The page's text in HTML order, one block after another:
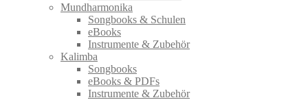
Mundharmonika
Songbooks & Schulen
eBooks
Instrumente & Zubehör
Kalimba
Songbooks
eBooks & PDFs
Instrumente & Zubehör